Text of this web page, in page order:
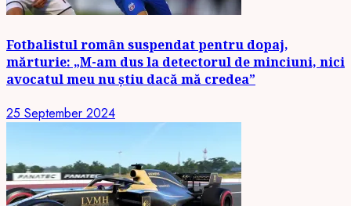
Fotbalistul român suspendat pentru dopaj,
mărturie: „M-am dus la detectorul de minciuni, nici
avocatul meu nu știu dacă mă credea”
25 September 2024